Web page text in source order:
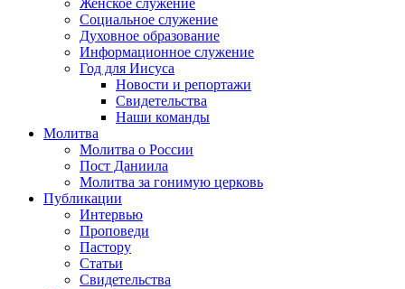
Женское служение
Социальное служение
Духовное образование
Информационное служение
Год для Иисуса
Новости и репортажи
Свидетельства
Наши команды
Молитва
Молитва о России
Пост Даниила
Молитва за гонимую церковь
Публикации
Интервью
Проповеди
Пастору
Статьи
Свидетельства